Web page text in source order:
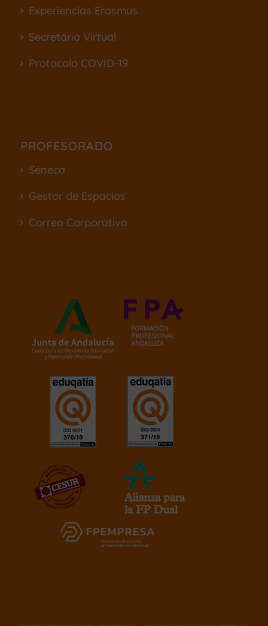
Experiencias Erasmus
Secretaria Virtual
Protocolo COVID-19
PROFESORADO
Séneca
Gestor de Espacios
Correo Corporativo